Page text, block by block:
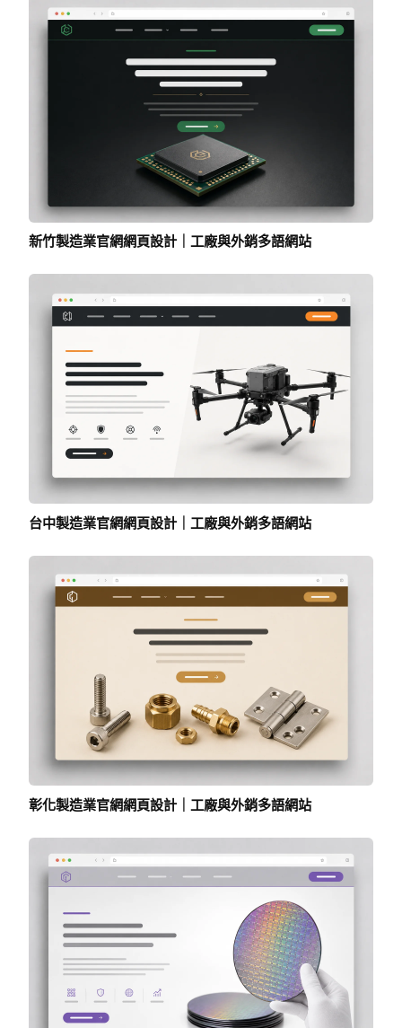
新竹製造業官網網頁設計｜工廠與外銷多語網站
台中製造業官網網頁設計｜工廠與外銷多語網站
彰化製造業官網網頁設計｜工廠與外銷多語網站